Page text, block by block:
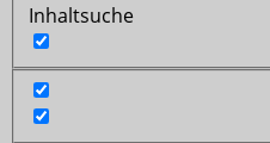
Inhaltsuche